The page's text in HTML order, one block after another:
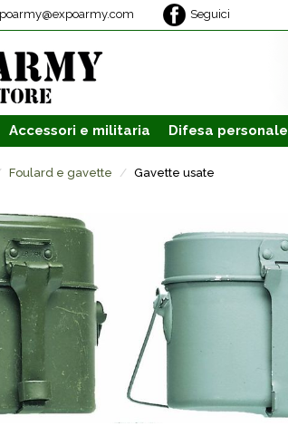
Seguici
Accessori e militaria Difesa personale
Foulard e gavette Gavette usate